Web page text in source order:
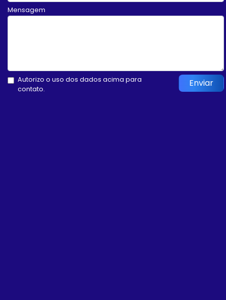
Mensagem
Autorizo o uso dos dados acima para
contato.
Enviar